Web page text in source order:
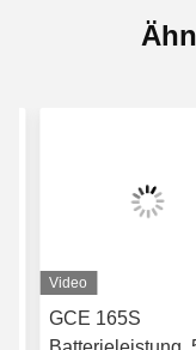
Video
GCE 165S